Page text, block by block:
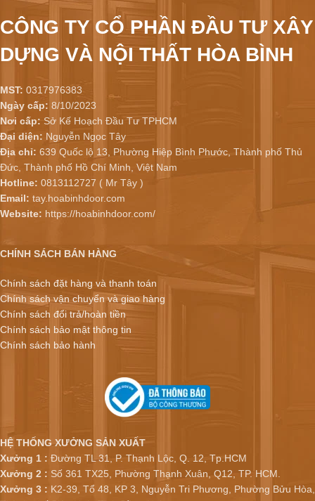
CÔNG TY CỔ PHẦN ĐẦU TƯ XÂY
DỰNG VÀ NỘI THẤT HÒA BÌNH
MST: 0317976383
Ngày cấp: 8/10/2023
Nơi cấp: Sở Kế Hoạch Đầu Tư TPHCM
Đại diện: Nguyễn Ngọc Tây
Địa chỉ: 639 Quốc lộ 13, Phường Hiệp Bình Phước, Thành phố Thủ
Đức, Thành phố Hồ Chí Minh, Việt Nam
Hotline: 0813112727 ( Mr Tây )
Email: tay.hoabinhdoor.com
Website: https://hoabinhdoor.com/
CHÍNH SÁCH BÁN HÀNG
Chính sách đặt hàng và thanh toán
Chính sách vận chuyển và giao hàng
Chính sách đổi trả/hoàn tiền
Chính sách bảo mật thông tin
Chính sách bảo hành
HỆ THỐNG XƯỞNG SẢN XUẤT
Xưởng 1 : Đường TL 31, P. Thạnh Lộc, Q. 12, Tp.HCM
Xưởng 2 : Số 361 TX25, Phường Thạnh Xuân, Q12, TP. HCM.
Xưởng 3 : K2-39, Tổ 48, KP 3, Nguyễn Tri Phương, Phường Bửu Hòa,